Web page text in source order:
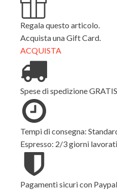
Regala questo articolo.
Acquista una Gift Card.
ACQUISTA
Spese di spedizione
Tempi di consegna:
Espresso: 2/3 giorni
Pagamenti sicuri con